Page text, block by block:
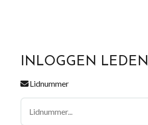
INLOGGEN LEDEN
Lidnummer